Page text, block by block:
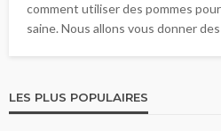
comment utiliser des pommes
saine. Nous allons vous donner
LES PLUS POPULAIRES